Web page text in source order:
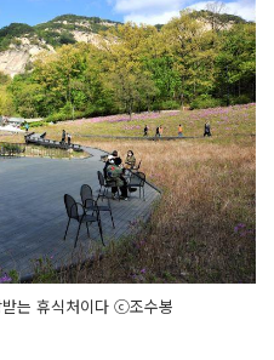
는 휴식처이다 ⓒ조수봉